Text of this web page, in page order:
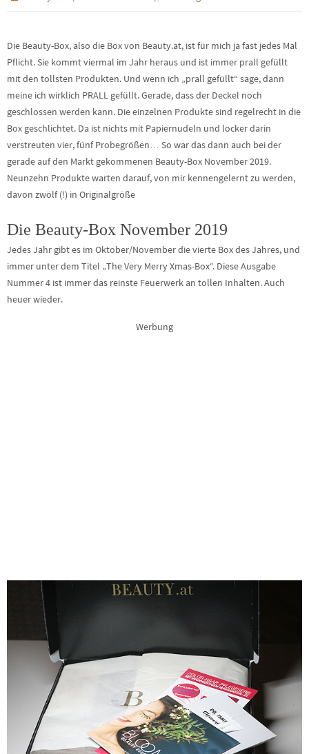
Die Beauty-Box, also die Box von Beauty.at, ist für mich ja fast jedes Mal
Pflicht. Sie kommt viermal im Jahr heraus und ist immer prall gefüllt
mit den tollsten Produkten. Und wenn ich „prall gefüllt“ sage, dann
meine ich wirklich PRALL gefüllt. Gerade, dass der Deckel noch
geschlossen werden kann. Die einzelnen Produkte sind regelrecht in die
Box geschlichtet. Da ist nichts mit Papiernudeln und locker darin
verstreuten vier, fünf Probegrößen… So war das dann auch bei der
gerade auf den Markt gekommenen Beauty-Box November 2019.
Neunzehn Produkte warten darauf, von mir kennengelernt zu werden,
davon zwölf (!) in Originalgröße
Die Beauty-Box November 2019
Jedes Jahr gibt es im Oktober/November die vierte Box des Jahres, und
immer unter dem Titel „The Very Merry Xmas-Box“. Diese Ausgabe
Nummer 4 ist immer das reinste Feuerwerk an tollen Inhalten. Auch
heuer wieder.
Werbung